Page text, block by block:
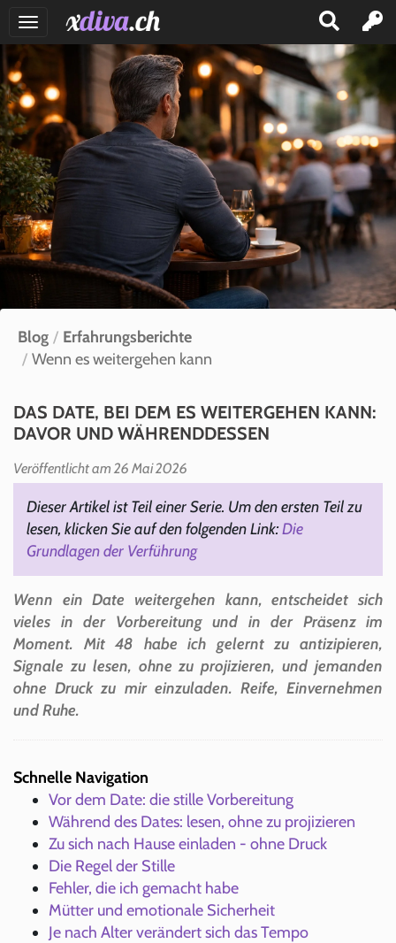
GIRLS
TRANS
SEX
CLUBS
INSERAT
EINFÜGEN
BLOG
EINLOGGEN
KONTAKT
Blog
Erfahrungsberichte
Wenn es weitergehen kann
DAS DATE, BEI DEM ES WEITERGEHEN KANN:
DAVOR UND WÄHRENDDESSEN
Veröffentlicht am 26 Mai 2026
Dieser Artikel ist Teil einer Serie. Um den ersten Teil zu
lesen, klicken Sie auf den folgenden Link:Die
Grundlagen der Verführung
Wenn ein Date weitergehen kann, entscheidet sich
vieles in der Vorbereitung und in der Präsenz im
Moment. Mit 48 habe ich gelernt zu antizipieren,
Signale zu lesen, ohne zu projizieren, und jemanden
ohne Druck zu mir einzuladen. Reife, Einvernehmen
und Ruhe.
Schnelle Navigation
Vor dem Date: die stille Vorbereitung
Während des Dates: lesen, ohne zu projizieren
Zu sich nach Hause einladen - ohne Druck
Die Regel der Stille
Fehler, die ich gemacht habe
Mütter und emotionale Sicherheit
Je nach Alter verändert sich das Tempo